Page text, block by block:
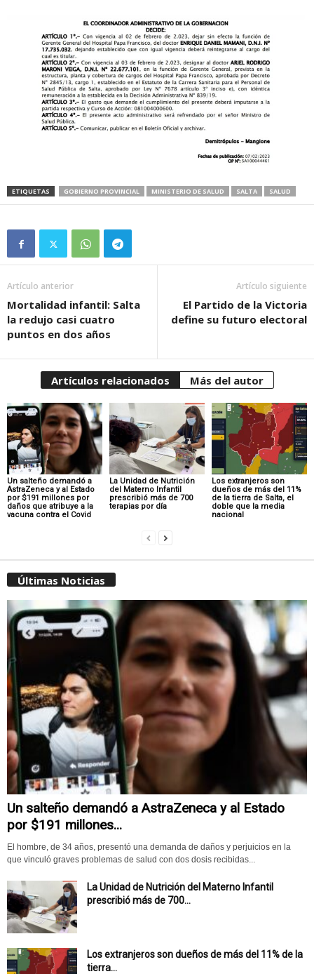
ETIQUETAS GOBIERNO PROVINCIAL MINISTERIO DE SALUD SALTA SALUD
Artículo anterior
Mortalidad infantil: Salta
la redujo casi cuatro
puntos en dos años
Artículo siguiente
El Partido de la Victoria
define su futuro electoral
Artículos relacionados Más del autor
Un salteño demandó a
AstraZeneca y al Estado
por $191 millones por
daños que atribuye a la
vacuna contra el Covid
La Unidad de Nutrición
del Materno Infantil
prescribió más de 700
terapias por día
Los extranjeros son
dueños de más del 11%
de la tierra de Salta, el
doble que la media
nacional
Últimas Noticias
Un salteño demandó a AstraZeneca y al Estado
por $191 millones...
El hombre, de 34 años, presentó una demanda de daños y perjuicios en la
que vinculó graves problemas de salud con dos dosis recibidas...
La Unidad de Nutrición del Materno Infantil
prescribió más de 700...
Los extranjeros son dueños de más del 11% de la
tierra...